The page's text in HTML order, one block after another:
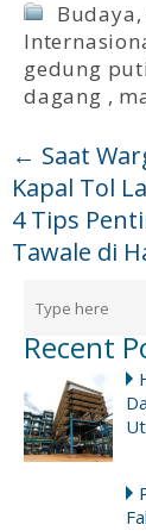
Budaya,
gedung
dagang ,
← Saat
Kapal Tol
4 Tips
Tawale di
Recent